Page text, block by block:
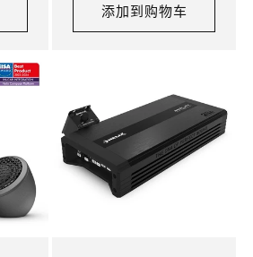
格
添加到购物车